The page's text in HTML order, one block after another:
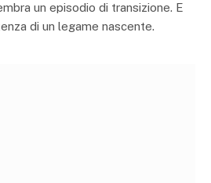
un episodio di transizione. E
di un legame nascente.